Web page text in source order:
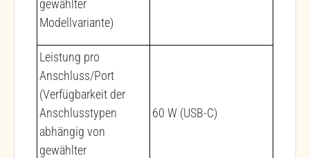
gewählter
Modellvariante)
Leistung pro
Anschluss/Port
(Verfügbarkeit der
Anschlusstypen
abhängig von
gewählter
60 W (USB-C)